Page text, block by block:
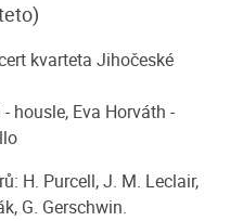
kvarteta Jihočeské
housle, Eva Horváth -
H. Purcell, J. M. Leclair,
G. Gerschwin.